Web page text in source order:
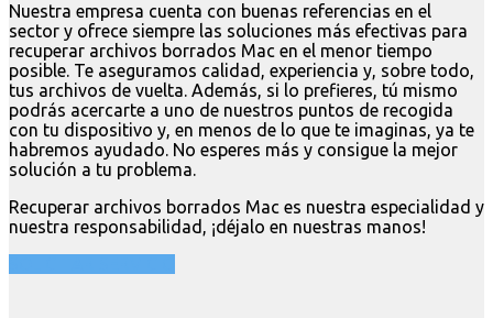
Nuestra empresa cuenta con buenas referencias en el
sector y ofrece siempre las soluciones más efectivas para
recuperar archivos borrados Mac en el menor tiempo
posible. Te aseguramos calidad, experiencia y, sobre todo,
tus archivos de vuelta. Además, si lo prefieres, tú mismo
podrás acercarte a uno de nuestros puntos de recogida
con tu dispositivo y, en menos de lo que te imaginas, ya te
habremos ayudado. No esperes más y consigue la mejor
solución a tu problema.
Recuperar archivos borrados Mac es nuestra especialidad y
nuestra responsabilidad, ¡déjalo en nuestras manos!